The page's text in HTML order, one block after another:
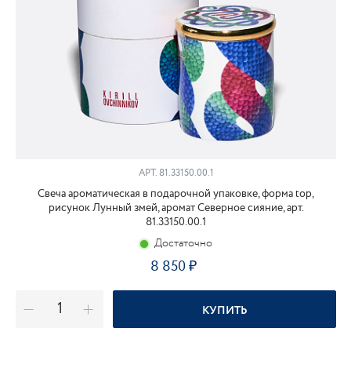
АРТ.81.33150.00.1
Свеча ароматическая в подарочной упаковке, форма top,
рисунок Лунный змей, аромат Северное сияние, арт.
81.33150.00.1
Достаточно
8 850
КУПИТЬ